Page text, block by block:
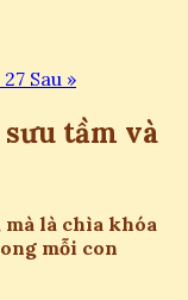
27 Sau »
tầm và
là chìa khóa
mỗi con